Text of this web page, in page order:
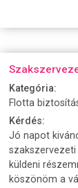
Kategória:
Flotta
Kérdés:
Jó napot
küldeni
köszönöm a